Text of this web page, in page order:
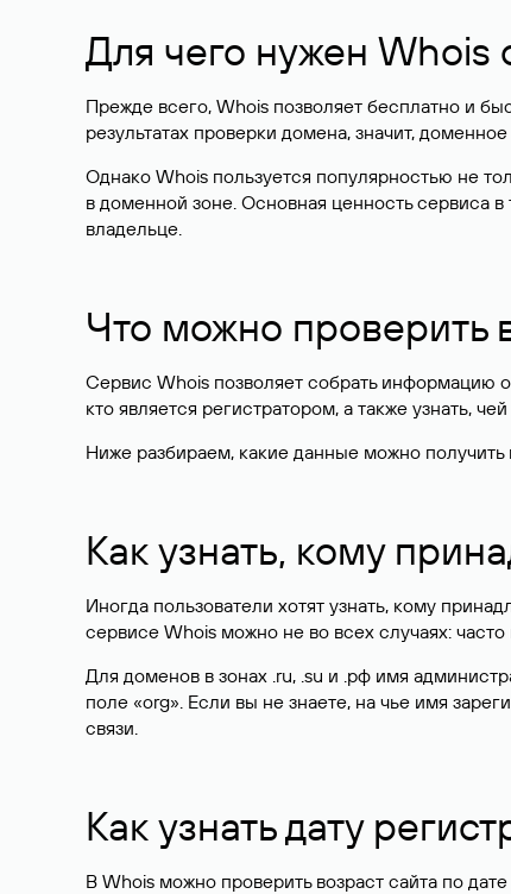
Для чего нужен Whois
Прежде всего, Whois позволяет бесплатно и
результатах проверки домена, значит,
Однако Whois пользуется популярностью не
в доменной зоне. Основная ценность сервиса
владельце.
Что можно проверить
Сервис Whois позволяет собрать информацию
кто является регистратором, а также узнать, чей
Ниже разбираем, какие данные можно
Как узнать, кому
Иногда пользователи хотят узнать, кому
сервисе Whois можно не во всех случаях:
Для доменов в зонах .ru, .su и .рф имя
поле «org». Если вы не знаете, на чье имя
связи.
Как узнать дату
В Whois можно проверить возраст сайта по